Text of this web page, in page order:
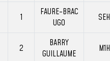
1
FAURE-BRAC
UGO
SEH
2
BARRY
GUILLAUME
M1H